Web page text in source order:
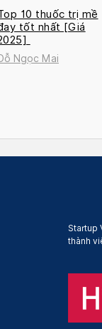
10 thuốc trị mề
tốt nhất [Giá
Ngọc Mai
Startup
thành